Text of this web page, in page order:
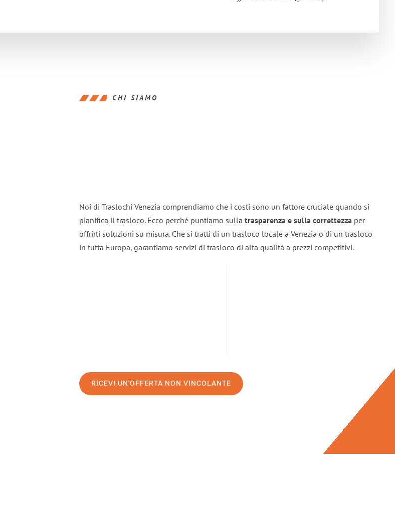
CHI SIAMO
Noi di Traslochi Venezia comprendiamo che i costi sono un fattore cruciale quando si
pianifica il trasloco. Ecco perché puntiamo sulla trasparenza e sulla correttezza per
offrirti soluzioni su misura. Che si tratti di un trasloco locale a Venezia o di un trasloco
in tutta Europa, garantiamo servizi di trasloco di alta qualità a prezzi competitivi.
RICEVI UN'OFFERTA NON VINCOLANTE